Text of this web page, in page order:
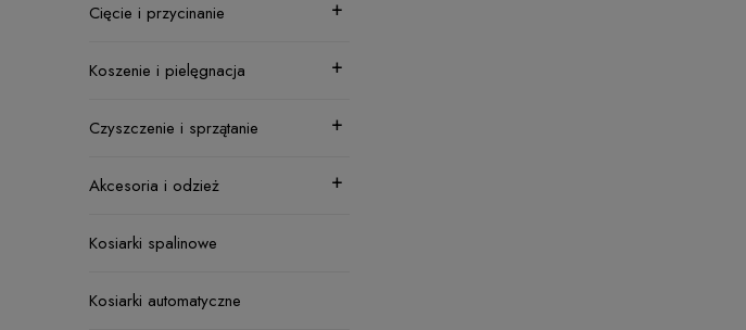
Cięcie i przycinanie
Koszenie i pielęgnacja
Czyszczenie i sprzątanie
Akcesoria i odzież
Kosiarki spalinowe
Kosiarki automatyczne